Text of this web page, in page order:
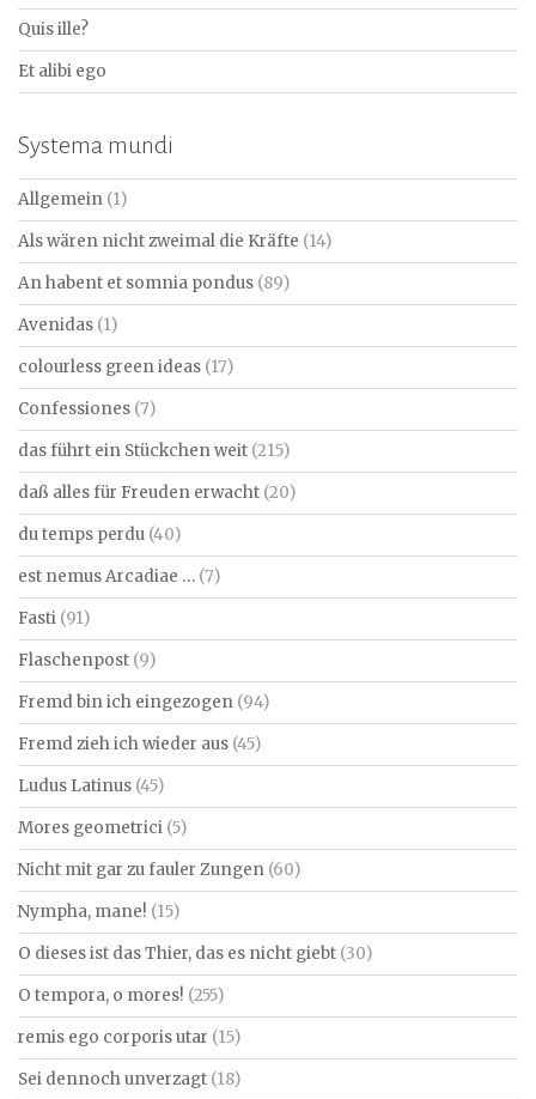
Quis ille?
Et alibi ego
Systema mundi
Allgemein (1)
Als wären nicht zweimal die Kräfte (14)
An habent et somnia pondus (89)
Avenidas (1)
colourless green ideas (17)
Confessiones (7)
das führt ein Stückchen weit (215)
daß alles für Freuden erwacht (20)
du temps perdu (40)
est nemus Arcadiae … (7)
Fasti (91)
Flaschenpost (9)
Fremd bin ich eingezogen (94)
Fremd zieh ich wieder aus (45)
Ludus Latinus (45)
Mores geometrici (5)
Nicht mit gar zu fauler Zungen (60)
Nympha, mane! (15)
O dieses ist das Thier, das es nicht giebt (30)
O tempora, o mores! (255)
remis ego corporis utar (15)
Sei dennoch unverzagt (18)